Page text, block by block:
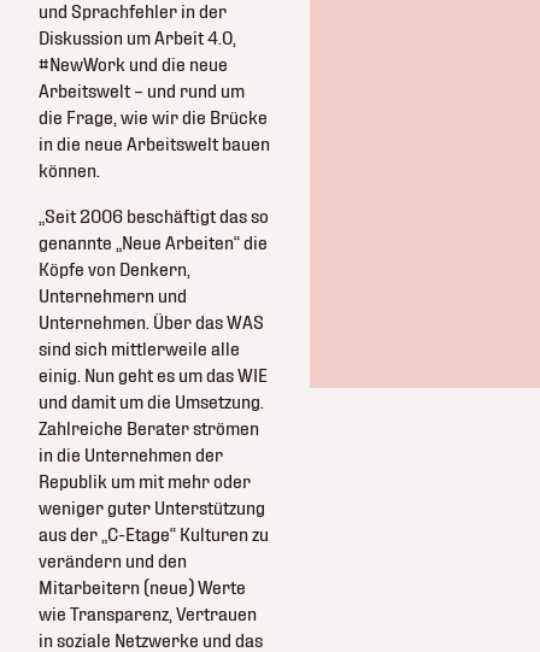
und Sprachfehler in der
Diskussion um Arbeit 4.0,
#NewWork und die neue
Arbeitswelt – und rund um
die Frage, wie wir die Brücke
in die neue Arbeitswelt bauen
können.
„Seit 2006 beschäftigt das so
genannte „Neue Arbeiten“ die
Köpfe von Denkern,
Unternehmern und
Unternehmen. Über das WAS
sind sich mittlerweile alle
einig. Nun geht es um das WIE
und damit um die Umsetzung.
Zahlreiche Berater strömen
in die Unternehmen der
Republik um mit mehr oder
weniger guter Unterstützung
aus der „C-Etage“ Kulturen zu
verändern und den
Mitarbeitern (neue) Werte
wie Transparenz, Vertrauen
in soziale Netzwerke und das